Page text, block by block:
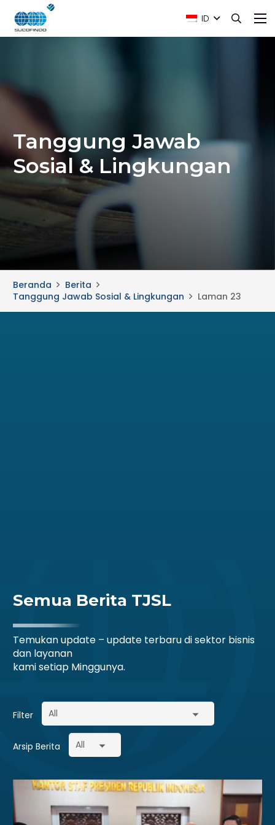
ID
Tanggung Jawab
Sosial & Lingkungan
Beranda
Berita
Tanggung Jawab Sosial & Lingkungan
Laman 23
Semua Berita TJSL
Temukan update – update terbaru di sektor bisnis
dan layanan
kami setiap Minggunya.
Filter
Arsip Berita